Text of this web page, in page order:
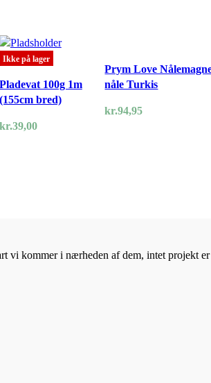
Ikke på lager
Pladevat 100g 1m
(155cm bred)
kr.39,00
Prym Love
nåle Turkis
kr.94,95
vi kommer i nærheden af dem, intet projekt